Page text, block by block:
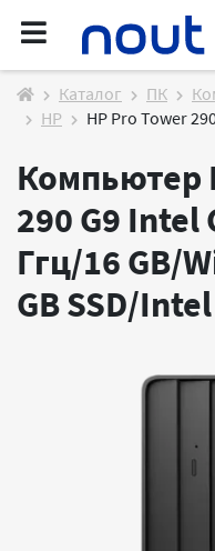
Каталог ПК
HP
HP Pro Tower
Компьютер
290 G9 Intel
Ггц/16 GB/
GB SSD/